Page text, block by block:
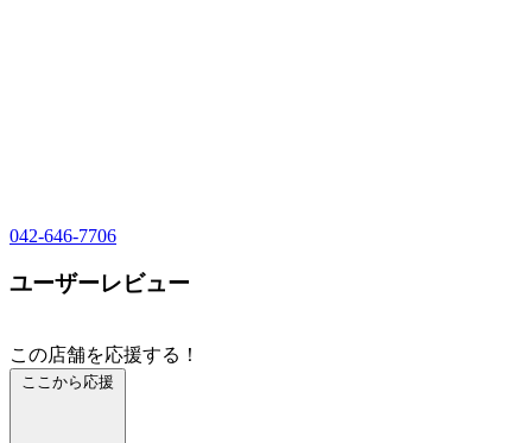
042-646-7706
ユーザーレビュー
この店舗を応援する！
ここから応援